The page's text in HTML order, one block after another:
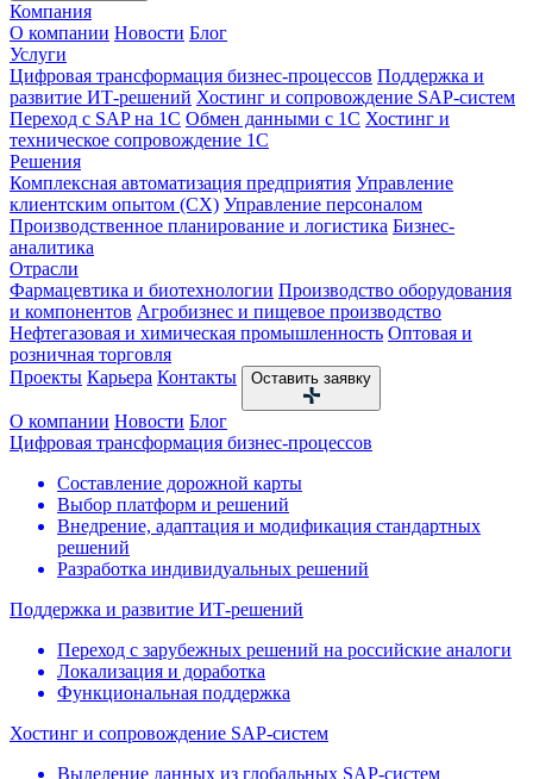
Компания
О компании Новости Блог
Услуги
Цифровая трансформация бизнес-процессов Поддержка и
развитие ИТ-решений Хостинг и сопровождение SAP-систем
Переход с SAP на 1С Обмен данными с 1С Хостинг и
техническое сопровождение 1С
Решения
Комплексная автоматизация предприятия Управление
клиентским опытом (CX) Управление персоналом
Производственное планирование и логистика Бизнес-
аналитика
Отрасли
Фармацевтика и биотехнологии Производство оборудования
и компонентов Агробизнес и пищевое производство
Нефтегазовая и химическая промышленность Оптовая и
розничная торговля
Проекты Карьера Контакты Оставить заявку
О компании Новости Блог
Цифровая трансформация бизнес-процессов
Составление дорожной карты
Выбор платформ и решений
Внедрение, адаптация и модификация стандартных
решений
Разработка индивидуальных решений
Поддержка и развитие ИТ-решений
Переход с зарубежных решений на российские аналоги
Локализация и доработка
Функциональная поддержка
Хостинг и сопровождение SAP-систем
Выделение данных из глобальных SAP-систем